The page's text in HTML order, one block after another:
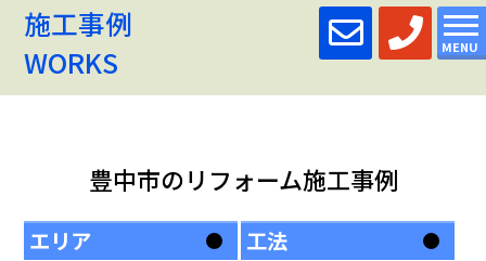
MENU
施工事例
WORKS
豊中市のリフォーム施工事例
エリア
工法